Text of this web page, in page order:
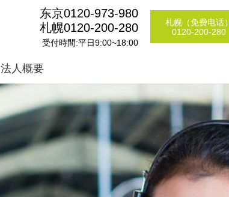
东京0120-973-980
札幌0120-200-280
受付時間:平日9:00~18:00
札幌（免费电话）
0120-200-280
法人概要